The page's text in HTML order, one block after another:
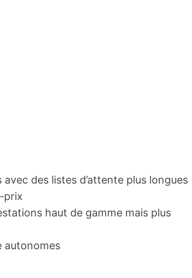
des listes d’attente plus longues
prix
haut de gamme mais plus
autonomes